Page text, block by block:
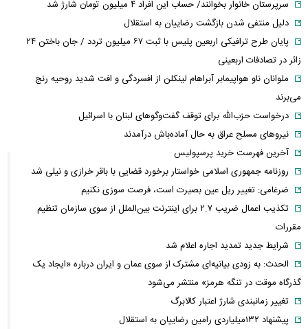
سرپرستان خانوار بخوانند/ حساب این افراد ۴ میلیون تومان شارژ شد
دلیل منتفی شدن بازگشت رضاییان به استقلال
پایان طرح ترافیکی اربعین پلیس با ثبت ۶۷ میلیون تردد / جان باختن ۲۴
زائر در تصادفات اربعینی
ملوانان ناو هواپیمابر آبراهام لینکلن از افسردگی و افت شدید روحیه رنج
می‌برند
درخواست حزب‌الله برای توقف گفت‌وگوهای لبنان با اسرائیل
نیروهای مسلح عراق به حال آماده‌باش درآمدند
آخرین فهرست خرید پرسپولیس
روزنامه جمهوری اسلامی خواستار برخورد قضایی با باقر خرازی و نیلی شد
ضرغامی: تغییر ریل عین بصیرت است، فرصت سوزی نکنیم
تکذیب اعمال ضریب ۲.۷ برای اینترنت بین‌الملل از سوی سازمان تنظیم
مقررات
شرایط جدید تمدید اجاره اعلام شد
الحدث: به زودی بیانیه‌ای مشترک از سوی عمان و ایران درباره «ایجاد یک
گذرگاه موقت در تنگه هرمز» منتشر می‌شود
تغییر زمانبندی‌ شارژ اعتبار کالابرگ
پیشنهاد ۱۳۲میلیاردی رامین رضاییان به استقلال